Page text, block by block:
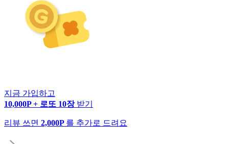
지금 가입하고
10,000P + 로또 10장 받기
리뷰 쓰면 2,000P 를 추가로 드려요